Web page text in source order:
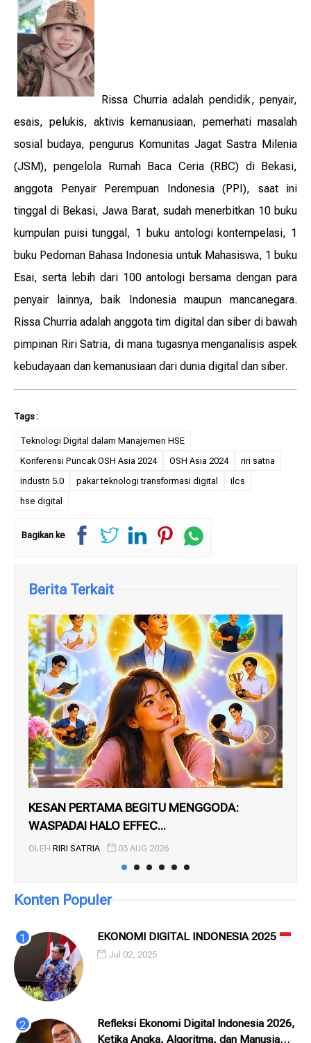
Rissa Churria adalah pendidik, penyair,
esais, pelukis, aktivis kemanusiaan, pemerhati masalah
sosial budaya, pengurus Komunitas Jagat Sastra Milenia
(JSM), pengelola Rumah Baca Ceria (RBC) di Bekasi,
anggota Penyair Perempuan Indonesia (PPI), saat ini
tinggal di Bekasi, Jawa Barat, sudah menerbitkan 10 buku
kumpulan puisi tunggal, 1 buku antologi kontempelasi, 1
buku Pedoman Bahasa Indonesia untuk Mahasiswa, 1 buku
Esai, serta lebih dari 100 antologi bersama dengan para
penyair lainnya, baik Indonesia maupun mancanegara.
Rissa Churria adalah anggota tim digital dan siber di bawah
pimpinan Riri Satria, di mana tugasnya menganalisis aspek
kebudayaan dan kemanusiaan dari dunia digital dan siber.
Teknologi Digital dalam Manajemen HSE
Konferensi Puncak OSH Asia 2024
OSH Asia 2024
riri satria
industri 5.0
pakar teknologi transformasi digital
ilcs
hse digital
Bagikan ke
Berita Terkait
KESAN PERTAMA BEGITU MENGGODA:
WASPADAI HALO EFFEC...
OLEH RIRI SATRIA 03 AUG 2026
Konten Populer
EKONOMI DIGITAL INDONESIA 2025
Jul 02, 2025
Refleksi Ekonomi Digital Indonesia 2026,
Ketika Angka, Algoritma, dan Manusia